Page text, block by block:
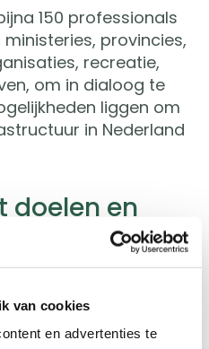
van cookies
en advertenties te
150 professionals
provincies,
recreatie,
om in dialoog te
liggen om
in Nederland
doelen en
het event werd
dat het huidige
niet
met de